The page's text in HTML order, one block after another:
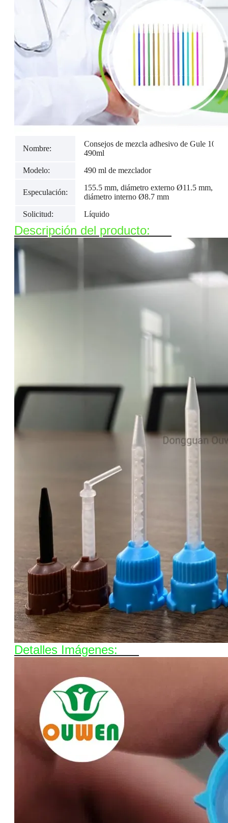
Nombre:
Consejos de mezcla adhesivo de Gule 10: 1
490ml
Modelo:
490 ml de mezclador
Especulación:
155.5 mm, diámetro externo Ø11.5 mm,
diámetro interno Ø8.7 mm
Solicitud:
Líquido
Descripción del producto:
Detalles Imágenes: